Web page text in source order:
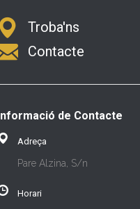
Troba'ns
Contacte
Informació de Contacte
Adreça
Pare Alzina, S/n
Horari